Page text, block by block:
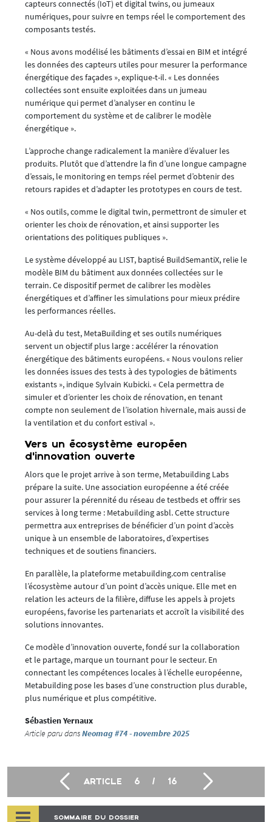
capteurs connectés (IoT) et digital twins, ou jumeaux
numériques, pour suivre en temps réel le comportement des
composants testés.
« Nous avons modélisé les bâtiments d’essai en BIM et intégré
les données des capteurs utiles pour mesurer la performance
énergétique des façades », explique-t-il. « Les données
collectées sont ensuite exploitées dans un jumeau
numérique qui permet d’analyser en continu le
comportement du système et de calibrer le modèle
énergétique ».
L’approche change radicalement la manière d’évaluer les
produits. Plutôt que d’attendre la fin d’une longue campagne
d’essais, le monitoring en temps réel permet d’obtenir des
retours rapides et d’adapter les prototypes en cours de test.
« Nos outils, comme le digital twin, permettront de simuler et
orienter les choix de rénovation, et ainsi supporter les
orientations des politiques publiques ».
Le système développé au LIST, baptisé BuildSemantiX, relie le
modèle BIM du bâtiment aux données collectées sur le
terrain. Ce dispositif permet de calibrer les modèles
énergétiques et d’affiner les simulations pour mieux prédire
les performances réelles.
Au-delà du test, MetaBuilding et ses outils numériques
servent un objectif plus large : accélérer la rénovation
énergétique des bâtiments européens. « Nous voulons relier
les données issues des tests à des typologies de bâtiments
existants », indique Sylvain Kubicki. « Cela permettra de
simuler et d’orienter les choix de rénovation, en tenant
compte non seulement de l’isolation hivernale, mais aussi de
la ventilation et du confort estival ».
Vers un écosystème européen
d’innovation ouverte
Alors que le projet arrive à son terme, Metabuilding Labs
prépare la suite. Une association européenne a été créée
pour assurer la pérennité du réseau de testbeds et offrir ses
services à long terme : Metabuilding asbl. Cette structure
permettra aux entreprises de bénéficier d’un point d’accès
unique à un ensemble de laboratoires, d’expertises
techniques et de soutiens financiers.
En parallèle, la plateforme metabuilding.com centralise
l’écosystème autour d’un point d’accès unique. Elle met en
relation les acteurs de la filière, diffuse les appels à projets
européens, favorise les partenariats et accroît la visibilité des
solutions innovantes.
Ce modèle d’innovation ouverte, fondé sur la collaboration
et le partage, marque un tournant pour le secteur. En
connectant les compétences locales à l’échelle européenne,
Metabuilding pose les bases d’une construction plus durable,
plus numérique et plus compétitive.
Sébastien Yernaux
Article paru dansNeomag #74 - novembre 2025
ARTICLE 6 / 16
SOMMAIRE DU DOSSIER